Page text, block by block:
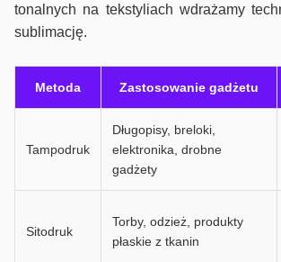
tonalnych na tekstyliach wdrażamy
sublimację.
Metoda Zastosowanie gadżetu
Tampodruk
Długopisy, breloki,
elektronika, drobne
gadżety
Sitodruk
Torby, odzież, produkty
płaskie z tkanin